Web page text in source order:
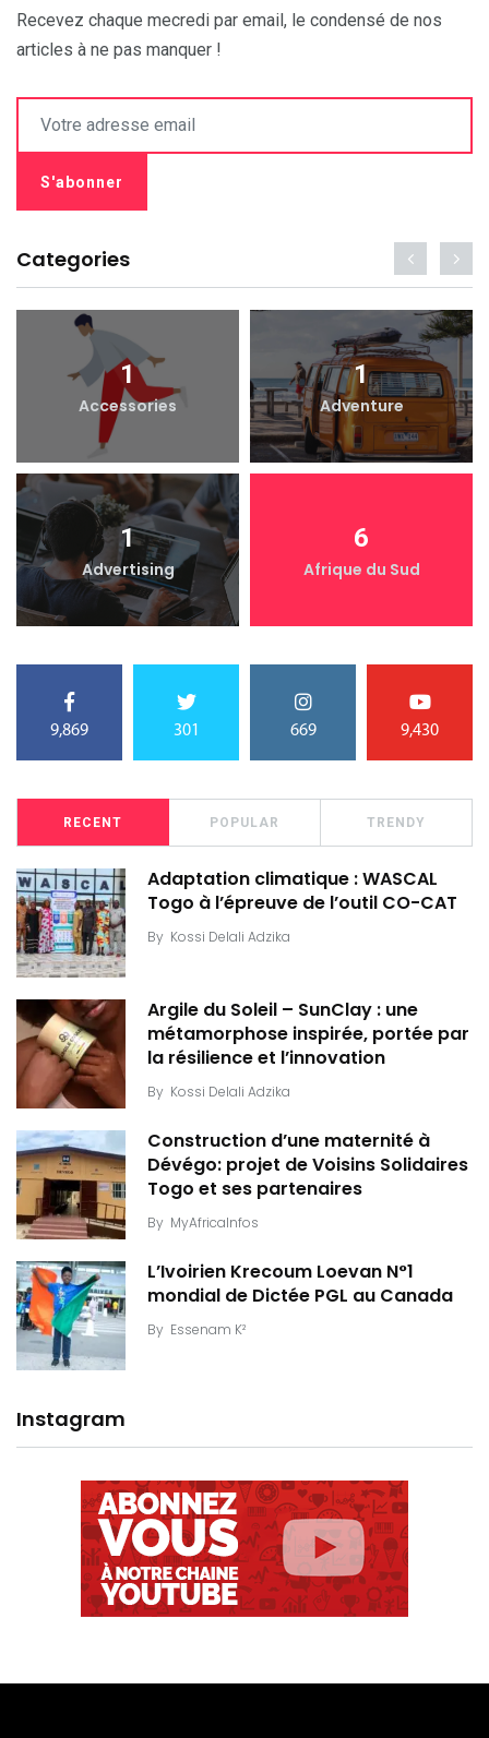
Recevez chaque mecredi par email, le condensé de nos
articles à ne pas manquer !
Categories
1
Accessories
1
Adventure
1
Advertising
6
Afrique du Sud
9,869 301 669 9,430
RECENT POPULAR TRENDY
Adaptation climatique : WASCAL
Togo à l’épreuve de l’outil CO-CAT
By Kossi Delali Adzika
Argile du Soleil – SunClay : une
métamorphose inspirée, portée par
la résilience et l’innovation
By Kossi Delali Adzika
Construction d’une maternité à
Dévégo: projet de Voisins Solidaires
Togo et ses partenaires
By MyAfricaInfos
L’Ivoirien Krecoum Loevan N°1
mondial de Dictée PGL au Canada
By Essenam K²
Instagram